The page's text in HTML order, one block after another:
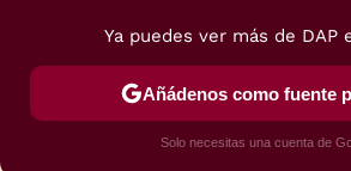
Ya puedes ver más de DAP
Añádenos como fuente
Solo necesitas una cuenta de